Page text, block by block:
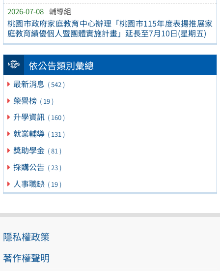
2026-07-08 輔導組
桃園市政府家庭教育中心辦理「桃園市115年度表揚推展家
庭教育績優個人暨團體實施計畫」延長至7月10日(星期五)
依公告類別彙總
最新消息 ( 542 )
榮譽榜 ( 19 )
升學資訊 ( 160 )
就業輔導 ( 131 )
獎助學金 ( 81 )
採購公告 ( 23 )
人事職缺 ( 19 )
隱私權政策
著作權聲明